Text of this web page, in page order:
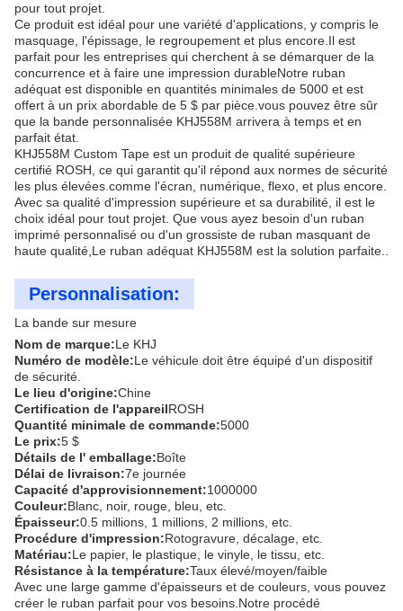
pour tout projet.
Ce produit est idéal pour une variété d'applications, y compris le
masquage, l'épissage, le regroupement et plus encore.Il est
parfait pour les entreprises qui cherchent à se démarquer de la
concurrence et à faire une impression durableNotre ruban
adéquat est disponible en quantités minimales de 5000 et est
offert à un prix abordable de 5 $ par pièce.vous pouvez être sûr
que la bande personnalisée KHJ558M arrivera à temps et en
parfait état.
KHJ558M Custom Tape est un produit de qualité supérieure
certifié ROSH, ce qui garantit qu'il répond aux normes de sécurité
les plus élevées.comme l'écran, numérique, flexo, et plus encore.
Avec sa qualité d'impression supérieure et sa durabilité, il est le
choix idéal pour tout projet. Que vous ayez besoin d'un ruban
imprimé personnalisé ou d'un grossiste de ruban masquant de
haute qualité,Le ruban adéquat KHJ558M est la solution parfaite..
Personnalisation:
La bande sur mesure
Nom de marque:Le KHJ
Numéro de modèle:Le véhicule doit être équipé d'un dispositif
de sécurité.
Le lieu d'origine:Chine
Certification de l'appareilROSH
Quantité minimale de commande:5000
Le prix:5 $
Détails de l' emballage:Boîte
Délai de livraison:7e journée
Capacité d'approvisionnement:1000000
Couleur:Blanc, noir, rouge, bleu, etc.
Épaisseur:0.5 millions, 1 millions, 2 millions, etc.
Procédure d'impression:Rotogravure, décalage, etc.
Matériau:Le papier, le plastique, le vinyle, le tissu, etc.
Résistance à la température:Taux élevé/moyen/faible
Avec une large gamme d'épaisseurs et de couleurs, vous pouvez
créer le ruban parfait pour vos besoins.Notre procédé